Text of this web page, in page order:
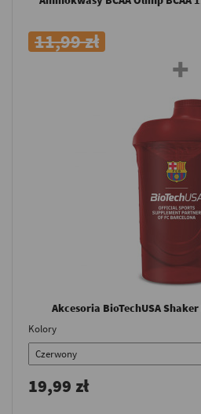
11,99 zł
Akcesoria BioTechUSA
Kolory
19,99 zł